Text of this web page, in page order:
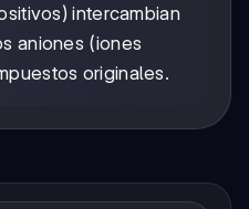
intercambian
aniones (iones
originales.